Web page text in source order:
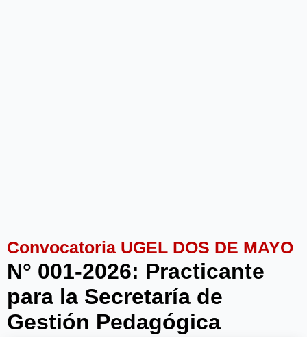
Convocatoria UGEL DOS DE MAYO
N° 001-2026: Practicante
para la Secretaría de
Gestión Pedagógica